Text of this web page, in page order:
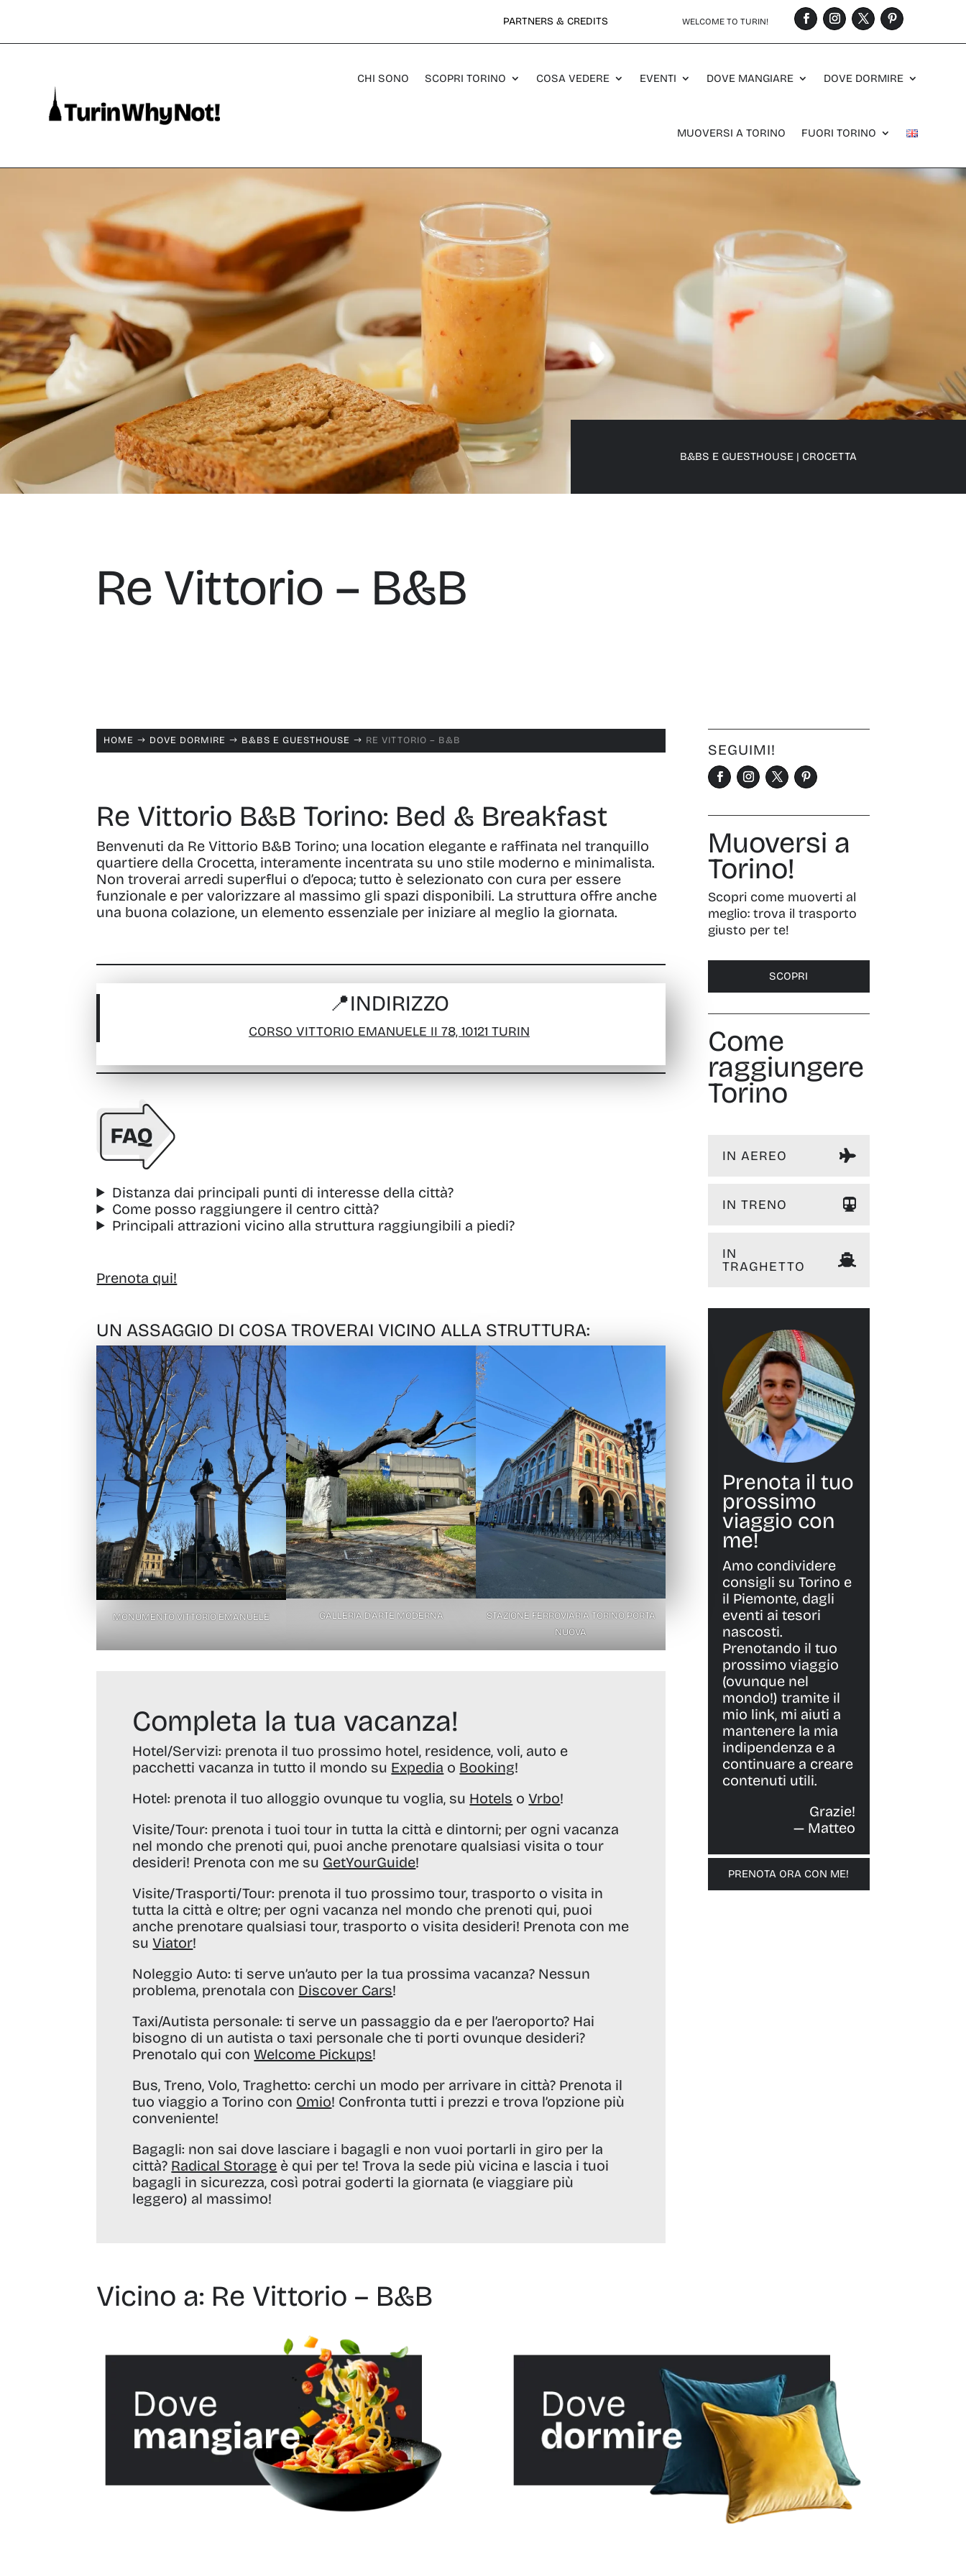
PARTNERS & CREDITS WELCOME TO TURIN!
CHI SONO SCOPRI TORINO COSA VEDERE EVENTI DOVE MANGIARE DOVE DORMIRE
MUOVERSI A TORINO FUORI TORINO
B&BS E GUESTHOUSE | CROCETTA
Re Vittorio – B&B
HOME $ DOVE DORMIRE $ B&BS E GUESTHOUSE $ RE VITTORIO – B&B
Re Vittorio B&B Torino: Bed & Breakfast
Benvenuti da Re Vittorio B&B Torino; una location elegante e raffinata nel tranquillo
quartiere della Crocetta, interamente incentrata su uno stile moderno e minimalista.
Non troverai arredi superflui o d’epoca; tutto è selezionato con cura per essere
funzionale e per valorizzare al massimo gli spazi disponibili. La struttura offre anche
una buona colazione, un elemento essenziale per iniziare al meglio la giornata.
📍INDIRIZZO
CORSO VITTORIO EMANUELE II 78, 10121 TURIN
Distanza dai principali punti di interesse della città?
Come posso raggiungere il centro città?
Principali attrazioni vicino alla struttura raggiungibili a piedi?
Prenota qui!
UN ASSAGGIO DI COSA TROVERAI VICINO ALLA STRUTTURA:
MONUMENTO VITTORIO EMANUELE GALLERIA D’ARTE MODERNA
STAZIONE FERROVIARIA TORINO PORTA
NUOVA
Completa la tua vacanza!
Hotel/Servizi: prenota il tuo prossimo hotel, residence, voli, auto e
pacchetti vacanza in tutto il mondo su Expedia o Booking!
Hotel: prenota il tuo alloggio ovunque tu voglia, su Hotels oVrbo!
Visite/Tour: prenota i tuoi tour in tutta la città e dintorni; per ogni vacanza
nel mondo che prenoti qui, puoi anche prenotare qualsiasi visita o tour
desideri! Prenota con me su GetYourGuide!
Visite/Trasporti/Tour: prenota il tuo prossimo tour, trasporto o visita in
tutta la città e oltre; per ogni vacanza nel mondo che prenoti qui, puoi
anche prenotare qualsiasi tour, trasporto o visita desideri! Prenota con me
suViator!
Noleggio Auto: ti serve un’auto per la tua prossima vacanza? Nessun
problema, prenotala con Discover Cars!
Taxi/Autista personale: ti serve un passaggio da e per l’aeroporto? Hai
bisogno di un autista o taxi personale che ti porti ovunque desideri?
Prenotalo qui conWelcome Pickups!
Bus, Treno, Volo, Traghetto: cerchi un modo per arrivare in città? Prenota il
tuo viaggio a Torino con Omio! Confronta tutti i prezzi e trova l’opzione più
conveniente!
Bagagli: non sai dove lasciare i bagagli e non vuoi portarli in giro per la
città? Radical Storage è qui per te! Trova la sede più vicina e lascia i tuoi
bagagli in sicurezza, così potrai goderti la giornata (e viaggiare più
leggero) al massimo!
SEGUIMI!
Muoversi a
Torino!
Scopri come muoverti al
meglio: trova il trasporto
giusto per te!
SCOPRI
Come
raggiungere
Torino
IN AEREO
IN TRENO
IN
TRAGHETTO
Prenota il tuo
prossimo
viaggio con
me!
Amo condividere
consigli su Torino e
il Piemonte, dagli
eventi ai tesori
nascosti.
Prenotando il tuo
prossimo viaggio
(ovunque nel
mondo!) tramite il
mio link, mi aiuti a
mantenere la mia
indipendenza e a
continuare a creare
contenuti utili.
Grazie!
— Matteo
PRENOTA ORA CON ME!
Vicino a: Re Vittorio – B&B